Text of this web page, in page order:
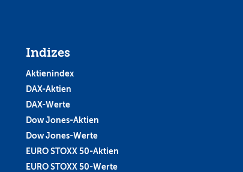
Indizes
Aktienindex
DAX-Aktien
DAX-Werte
Dow Jones-Aktien
Dow Jones-Werte
EURO STOXX 50-Aktien
EURO STOXX 50-Werte